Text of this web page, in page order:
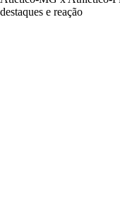
destaques e reação